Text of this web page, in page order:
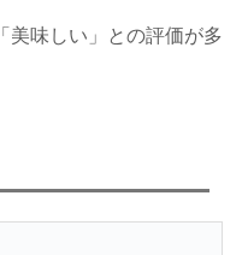
美味しい」との評価が多